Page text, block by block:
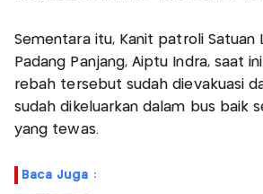
Sementara itu, Kanit patroli Satuan
Padang Panjang, Aiptu Indra, saat
rebah tersebut sudah dievakuasi
sudah dikeluarkan dalam bus baik
yang tewas.
Baca Juga :